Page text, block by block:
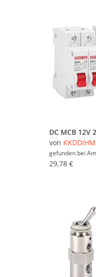
von
gefunden bei
29,78 €